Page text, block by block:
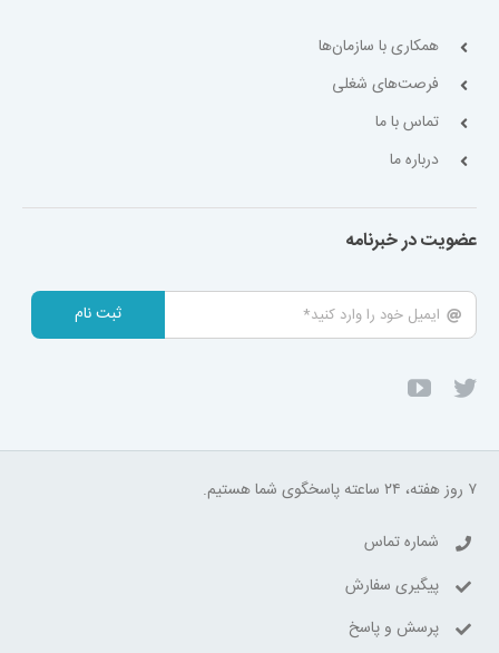
همکاری با سازمان‌ها
فرصت‌های شغلی
عضویت در خبرنامه
ثبت نام
۷ روز هفته، ۲۴ ساعته پاسخگوی شما هستیم.
شماره تماس
پیگیری سفارش
پرسش و پاسخ